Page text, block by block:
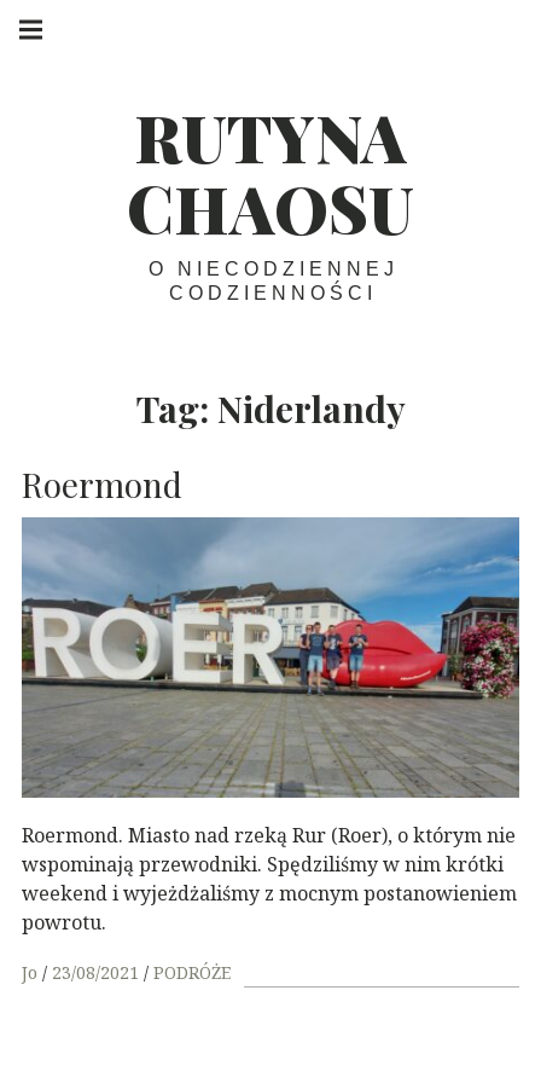
Skip
RUTYNA
CHAOSU
O NIECODZIENNEJ
CODZIENNOŚCI
navigation
Tag: Niderlandy
Roermond
Roermond. Miasto nad rzeką Rur (Roer), o którym nie
wspominają przewodniki. Spędziliśmy w nim krótki
weekend i wyjeżdżaliśmy z mocnym postanowieniem
powrotu.
Jo 23/08/2021 PODRÓŻE